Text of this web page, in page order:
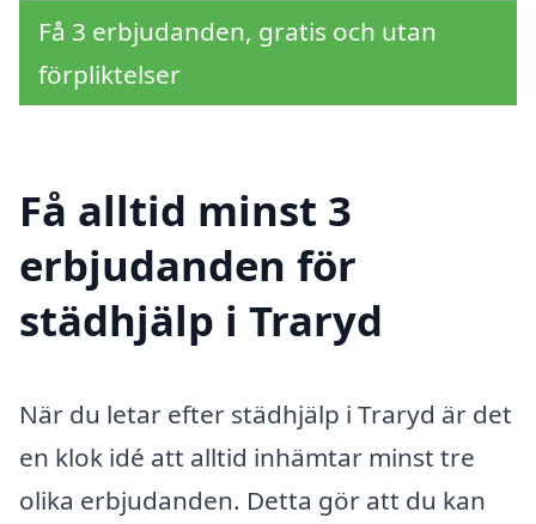
Få 3 erbjudanden, gratis och utan
förpliktelser
Få alltid minst 3
erbjudanden för
städhjälp i Traryd
När du letar efter städhjälp i Traryd är det
en klok idé att alltid inhämtar minst tre
olika erbjudanden. Detta gör att du kan